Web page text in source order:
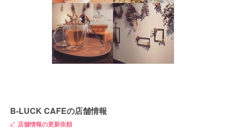
B-LUCK CAFEの店舗情報
店舗情報の更新依頼